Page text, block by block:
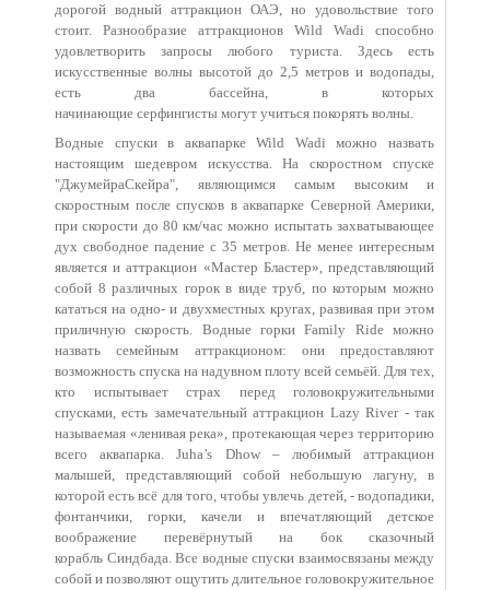
дорогой водный аттракцион ОАЭ, но удовольствие того
стоит. Разнообразие аттракционов Wild Wadi способно
удовлетворить запросы любого туриста. Здесь есть
искусственные волны высотой до 2,5 метров и водопады,
есть два бассейна, в которых
начинающие серфингисты могут учиться покорять волны.
Водные спуски в аквапарке Wild Wadi можно назвать
настоящим шедевром искусства. На скоростном спуске
"ДжумейраСкейра", являющимся самым высоким и
скоростным после спусков в аквапарке Северной Америки,
при скорости до 80 км/час можно испытать захватывающее
дух свободное падение с 35 метров. Не менее интересным
является и аттракцион «Мастер Бластер», представляющий
собой 8 различных горок в виде труб, по которым можно
кататься на одно- и двухместных кругах, развивая при этом
приличную скорость. Водные горки Family Ride можно
назвать семейным аттракционом: они предоставляют
возможность спуска на надувном плоту всей семьёй. Для тех,
кто испытывает страх перед головокружительными
спусками, есть замечательный аттракцион Lazy River - так
называемая «ленивая река», протекающая через территорию
всего аквапарка. Juha’s Dhow – любимый аттракцион
малышей, представляющий собой небольшую лагуну, в
которой есть всё для того, чтобы увлечь детей, - водопадики,
фонтанчики, горки, качели и впечатляющий детское
воображение перевёрнутый на бок сказочный
корабль Синдбада. Все водные спуски взаимосвязаны между
собой и позволяют ощутить длительное головокружительное